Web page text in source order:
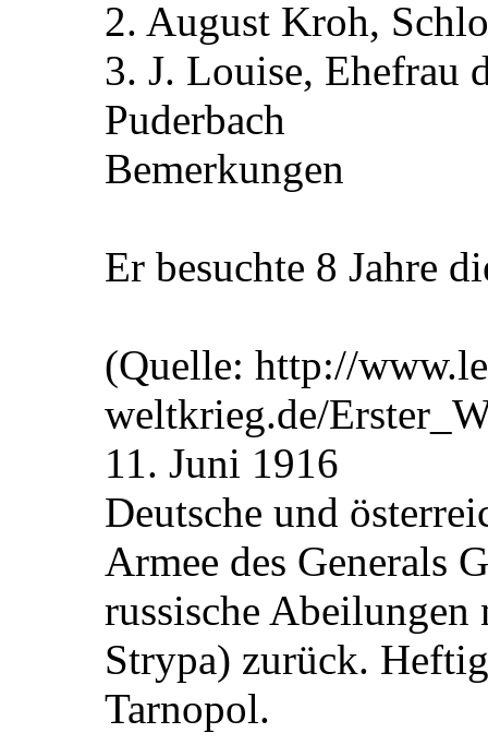
2. August Kroh,
3. J. Louise, Ehefrau
Puderbach
Bemerkungen
Er besuchte 8 Jahre
(Quelle: http://
weltkrieg.de/
11. Juni 1916
Deutsche und
Armee des Generals
russische
Strypa) zurück.
Tarnopol.